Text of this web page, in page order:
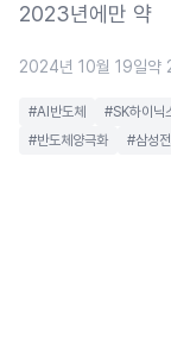
2023년에만 약
2024년 10월 19일약
#AI반도체 #SK하이닉
#반도체양극화
#삼성